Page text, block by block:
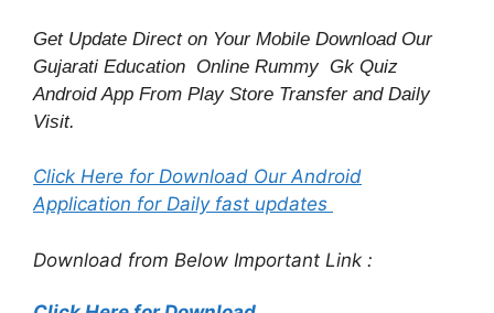
Get Update Direct on Your Mobile Download Our
Gujarati Education Online Rummy Gk Quiz
Android App From Play Store Transferand Daily
Visit.
Click Here for Download Our Android
Application for Daily fast updates
Download from Below Important Link :